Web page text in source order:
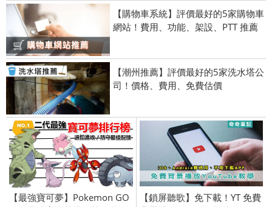
【購物車系統】評價最好的5家購物車
網站！費用、功能、架設、PTT 推薦
【潮州推薦】評價最好的5家洗水塔公
司！價格、費用、免費估價
【最強寶可夢】Pokemon GO
【鎖屏聽歌】免下載！YT 免費